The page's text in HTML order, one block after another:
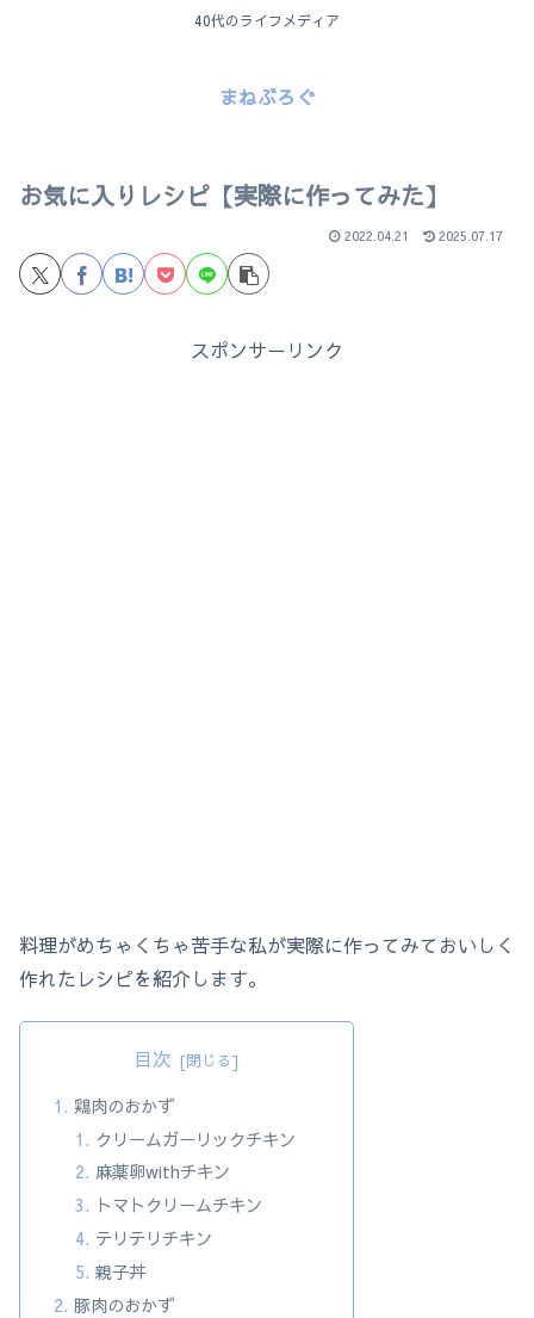
40代のライフメディア
まねぶろぐ
お気に入りレシピ【実際に作ってみた】
2022.04.21 2025.07.17
スポンサーリンク
料理がめちゃくちゃ苦手な私が実際に作ってみておいしく
作れたレシピを紹介します。
目次
鶏肉のおかず
クリームガーリックチキン
麻薬卵withチキン
トマトクリームチキン
テリテリチキン
親子丼
豚肉のおかず